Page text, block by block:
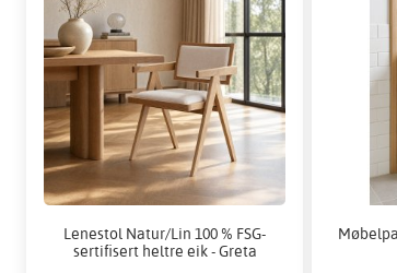
Lenestol Natur/Lin 100 % FSG-
sertifisert heltre eik - Greta